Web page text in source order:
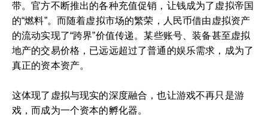
带。官方不断推出的各种充值促销，让钱成为了虚拟帝国
的“燃料”。而随着虚拟市场的繁荣，人民币借由虚拟资产
的流动实现了“跨界”价值传递。某些账号、装备甚至虚拟
地产的交易价格，已远远超过了普通的娱乐需求，成为了
真正的资本资产。
这体现了虚拟与现实的深度融合，也让游戏不再只是游
戏，而成为一个资本的孵化器。